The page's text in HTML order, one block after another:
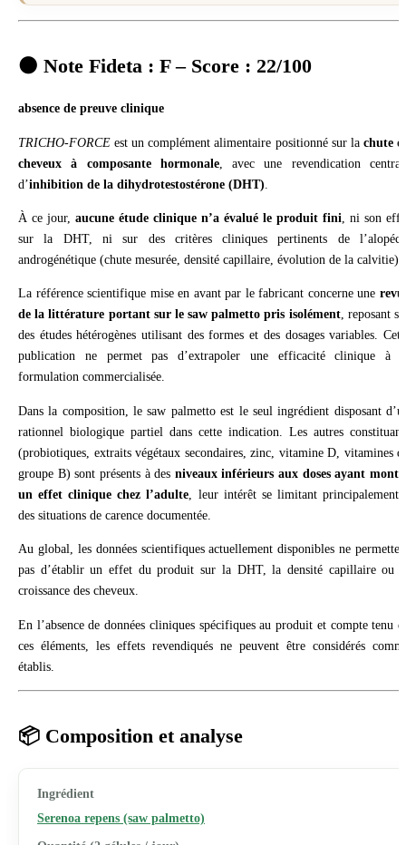
⚫ Note Fideta : F – Score : 22/100
absence de preuve clinique
TRICHO-FORCE est un complément alimentaire positionné sur la chute
cheveux à composante hormonale, avec une revendication
d’inhibition de la dihydrotestostérone (DHT)
À ce jour, aucune étude clinique n’a évalué le produit fini , ni son
sur la DHT, ni sur des critères cliniques pertinents de
androgénétique (chute mesurée, densité capillaire, évolution de la calvitie).
La référence scientifique mise en avant par le fabricant concerne une
de la littérature portant sur le saw palmetto pris isolément, reposant
des études hétérogènes utilisant des formes et des dosages variables.
publication ne permet pas d’extrapoler une efficacité clinique à
formulation commercialisée.
Dans la composition, le saw palmetto est le seul ingrédient disposant
rationnel biologique partiel dans cette indication. Les autres
(probiotiques, extraits végétaux secondaires, zinc, vitamine D, vitamines
groupe B) sont présents à des niveaux inférieurs aux doses ayant
un effet clinique chez l’adulte , leur intérêt se limitant principalement
des situations de carence documentée.
Au global, les données scientifiques actuellement disponibles ne
pas d’établir un effet du produit sur la DHT, la densité capillaire ou
croissance des cheveux.
En l’absence de données cliniques spécifiques au produit et compte tenu
ces éléments, les effets revendiqués ne peuvent être considérés
établis.
📦 Composition et analyse
Serenoa repens (saw palmetto)